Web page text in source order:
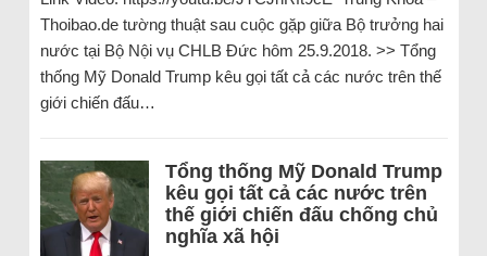
Thoibao.de tường thuật sau cuộc gặp giữa Bộ trưởng hai
nước tại Bộ Nội vụ CHLB Đức hôm 25.9.2018. >> Tổng
thống Mỹ Donald Trump kêu gọi tất cả các nước trên thế
giới chiến đấu…
Tổng thống Mỹ Donald Trump
kêu gọi tất cả các nước trên
thế giới chiến đấu chống chủ
nghĩa xã hội